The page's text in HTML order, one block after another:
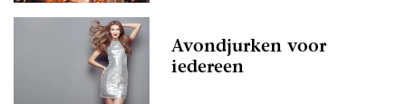
Avondjurken voor
iedereen